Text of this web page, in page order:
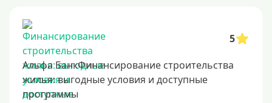
5
Альфа БанкФинансирование строительства
жилья: выгодные условия и доступные
программы